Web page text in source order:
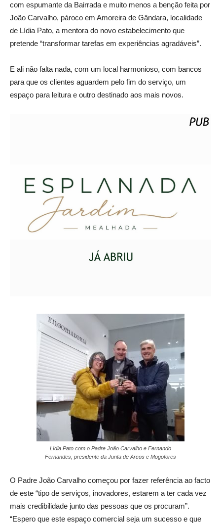
com espumante da Bairrada e muito menos a benção feita por
João Carvalho, pároco em Amoreira de Gândara, localidade
de Lídia Pato, a mentora do novo estabelecimento que
pretende “transformar tarefas em experiências agradáveis”.
E ali não falta nada, com um local harmonioso, com bancos
para que os clientes aguardem pelo fim do serviço, um
espaço para leitura e outro destinado aos mais novos.
Lídia Pato com o Padre João Carvalho e Fernando
Fernandes, presidente da Junta de Arcos e Mogofores
O Padre João Carvalho começou por fazer referência ao facto
de este “tipo de serviços, inovadores, estarem a ter cada vez
mais credibilidade junto das pessoas que os procuram”.
“Espero que este espaço comercial seja um sucesso e que